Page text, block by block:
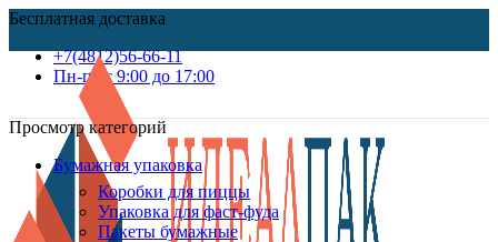
Бесплатная доставка
+7(4812)56-66-11
Пн-пт c 9:00 до 17:00
Просмотр категорий
Бумажная упаковка
Коробки для пиццы
Упаковка для фаст-фуда
Пакеты бумажные